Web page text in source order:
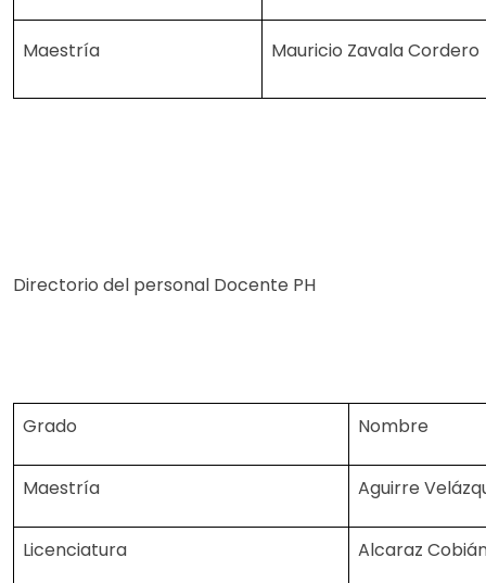
Maestría Mauricio Zavala Cordero
Directorio del personal Docente PH
Grado Nombre
Maestría Aguirre
Licenciatura Alcaraz